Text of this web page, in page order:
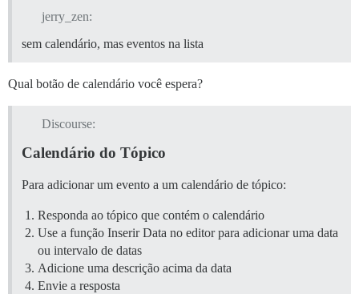
jerry_zen:
sem calendário, mas eventos na lista
Qual botão de calendário você espera?
Discourse:
Calendário do Tópico
Para adicionar um evento a um calendário de tópico:
Responda ao tópico que contém o calendário
Use a função Inserir Data no editor para adicionar uma data
ou intervalo de datas
Adicione uma descrição acima da data
Envie a resposta